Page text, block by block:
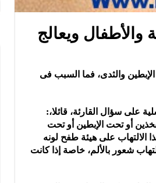
والأطفال ويعالج
والثدى، فما السبب فى
على سؤال القارئة، قائلا،:
أو تحت الإبطين أو تحت
الالتهاب على هيئة طفح لونه
شعور بالألم، خاصة إذا كانت